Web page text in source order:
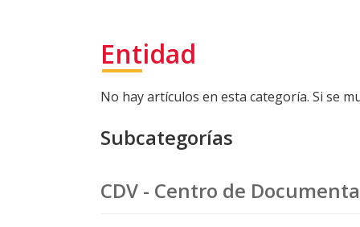
Entidad
No hay artículos en esta categoría. Si se
Subcategorías
CDV - Centro de